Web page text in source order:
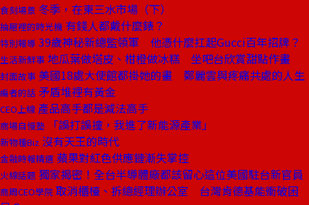
食刻場景 冬季，在東三水市場（下）
抽屜裡的時光機 有錢人都戴什麼錶？
特別報導 39歲神秘新總監領軍 他憑什麼扛起Gucci百年招牌？
生活新鮮事 地瓜葉做塔皮、柑橙做冰糕 坐吧台欣賞甜點作畫
封面故事 美國18處大使館都掛她的畫 鄭麗雲與疼痛共處的人生
編者的話 矛盾堆裡有黃金
CEO上線 產品高手都是減法高手
商場自慢塾 「誤打誤撞，我進了新能源產業」
新物種Biz 沒有天王的時代
金融時報精選 蘋果對紅色供應鏈漸失掌控
火線話題 獨家揭密！全台半導體廠都該留心這位美國駐台新官員
商周CEO學院 取消櫃檯、拆總經理辦公室 台灣肯德基能衝破困